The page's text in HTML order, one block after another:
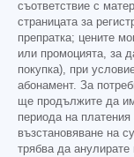
съответствие с
страницата за
препратка; цените
или промоцията, за
покупка), при
абонамент. За
ще продължите да
периода на
възстановяване на
трябва да анулирате